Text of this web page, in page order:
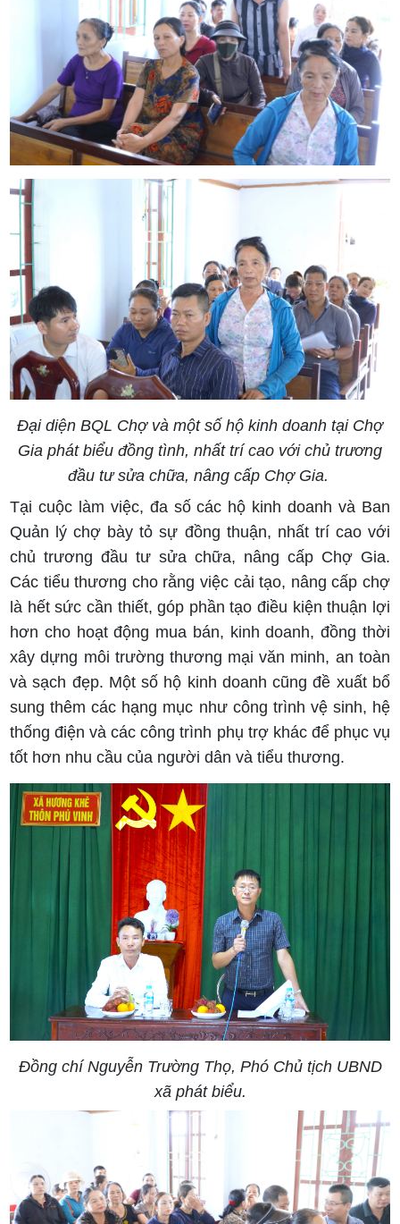
Đại diện BQL Chợ và một số hộ kinh doanh tại Chợ
Gia phát biểu đồng tình, nhất trí cao với chủ trương
đầu tư sửa chữa, nâng cấp Chợ Gia.
Tại cuộc làm việc, đa số các hộ kinh doanh và Ban
Quản lý chợ bày tỏ sự đồng thuận, nhất trí cao với
chủ trương đầu tư sửa chữa, nâng cấp Chợ Gia.
Các tiểu thương cho rằng việc cải tạo, nâng cấp chợ
là hết sức cần thiết, góp phần tạo điều kiện thuận lợi
hơn cho hoạt động mua bán, kinh doanh, đồng thời
xây dựng môi trường thương mại văn minh, an toàn
và sạch đẹp. Một số hộ kinh doanh cũng đề xuất bổ
sung thêm các hạng mục như công trình vệ sinh, hệ
thống điện và các công trình phụ trợ khác để phục vụ
tốt hơn nhu cầu của người dân và tiểu thương.
Đồng chí Nguyễn Trường Thọ, Phó Chủ tịch UBND
xã phát biểu.